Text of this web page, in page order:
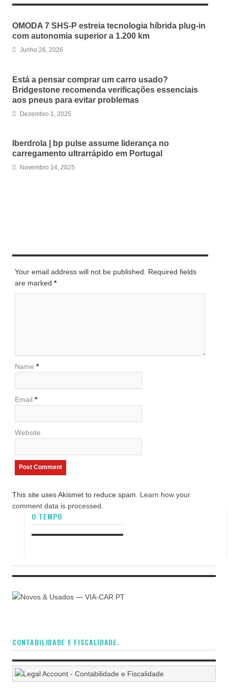
OMODA 7 SHS-P estreia tecnologia híbrida plug-in
com autonomia superior a 1.200 km
Junho 26, 2026
Está a pensar comprar um carro usado?
Bridgestone recomenda verificações essenciais
aos pneus para evitar problemas
Dezembro 1, 2025
Iberdrola | bp pulse assume liderança no
carregamento ultrarrápido em Portugal
Novembro 14, 2025
Your email address will not be published. Required fields
are marked *
Name *
Email *
Website
This site uses Akismet to reduce spam. Learn how your
comment data is processed.
O TEMPO
CONTABILIDADE E FISCALIDADE.